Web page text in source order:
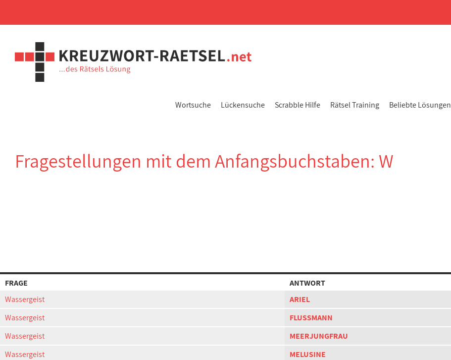
Wortsuche Lückensuche Scrabble Hilfe Rätsel Training Beliebte Lösungen
Fragestellungen mit dem Anfangsbuchstaben: W
FRAGE
ANTWORT
Wassergeist
ARIEL
Wassergeist
FLUSSMANN
Wassergeist
MEERJUNGFRAU
Wassergeist
MELUSINE